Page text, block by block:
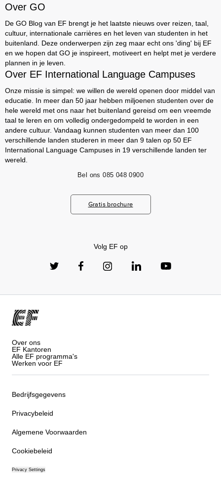
Over GO
De GO Blog van EF brengt je het laatste nieuws over reizen, taal,
cultuur, internationale carrières en het leven van studenten in het
buitenland. Deze onderwerpen zijn zeg maar echt ons 'ding' bij EF
en we hopen dat GO je inspireert, motiveert en helpt met je verdere
plannen in je leven.
Over EF International Language Campuses
Onze missie is simpel: we willen de wereld openen door middel van
educatie. In meer dan 50 jaar hebben miljoenen studenten over de
hele wereld met ons naar het buitenland gereisd om een vreemde
taal te leren en om volledig ondergedompeld te worden in een
andere cultuur. Vandaag kunnen studenten van meer dan 100
verschillende landen studeren in meer dan 9 talen op 50 EF
International Language Campuses in 19 verschillende landen ter
wereld.
Bel ons 085 048 0900
Gratis brochure
Volg EF op
Over ons
EF Kantoren
Alle EF programma's
Werken voor EF
Bedrijfsgegevens
Privacybeleid
Algemene Voorwaarden
Cookiebeleid
Privacy Settings